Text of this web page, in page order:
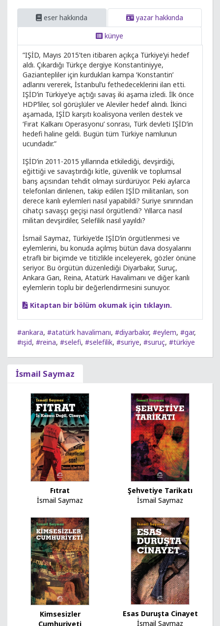
eser hakkında
yazar hakkında
künye
”IŞİD, Mayıs 2015’ten itibaren açıkça Türkiye’yi hedef
aldı. Çıkardığı Türkçe dergiye Konstantiniyye,
Gaziantepliler için kurdukları kampa ‘Konstantin’
adlarını vererek, İstanbul’u fethedeceklerini ilan etti.
IŞİD’in Türkiye’ye açtığı savaş iki aşama izledi. İlk önce
HDP’liler, sol görüşlüler ve Aleviler hedef alındı. İkinci
aşamada, IŞİD karşıtı koalisyona verilen destek ve
‘Fırat Kalkanı Operasyonu’ sonrası, Türk devleti IŞİD’in
hedefi haline geldi. Bugün tüm Türkiye namlunun
ucundadır.”
IŞİD’in 2011-2015 yıllarında etkilediği, devşirdiği,
eğittiği ve savaştırdığı kitle, güvenlik ve toplumsal
barış açısından tehdit olmayı sürdürüyor. Peki aylarca
telefonları dinlenen, takip edilen IŞİD militanları, son
derece kanlı eylemleri nasıl yapabildi? Suriye sınırından
cihatçı savaşçı geçişi nasıl örgütlendi? Yıllarca nasıl
militan devşirdiler, Selefilik nasıl yayıldı?
İsmail Saymaz, Türkiye’de IŞİD’in örgütlenmesi ve
eylemlerini, bu konuda açılmış bütün dava dosyalarını
etraflı bir biçimde ve titizlikle inceleyerek, gözler önüne
seriyor. Bu örgütün düzenlediği Diyarbakır, Suruç,
Ankara Garı, Reina, Atatürk Havalimanı ve diğer kanlı
eylemlerin toplu bir değerlendirmesini sunuyor.
Kitaptan bir bölüm okumak için tıklayın.
#ankara, #atatürk havalimanı, #diyarbakır, #eylem, #gar,
#ışid, #reina, #selefi, #selefilik, #suriye, #suruç, #türkiye
İsmail Saymaz
Fıtrat
İsmail Saymaz
Şehvetiye Tarikatı
İsmail Saymaz
Kimsesizler
Cumhuriyeti
Esas Duruşta Cinayet
İsmail Saymaz